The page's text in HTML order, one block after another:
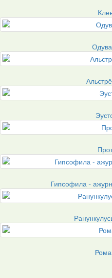
Гипсофила -